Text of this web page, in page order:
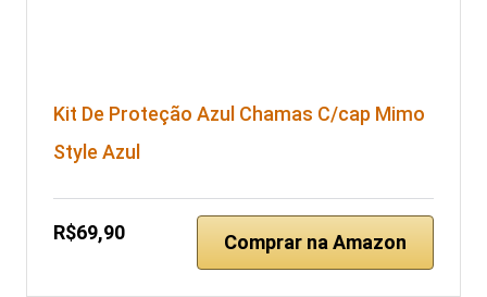
Kit De Proteção Azul Chamas C/cap Mimo
Style Azul
R$69,90 Comprar na Amazon